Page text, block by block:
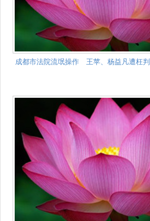
成都市法院流氓操作 王苹、杨益凡遭枉判